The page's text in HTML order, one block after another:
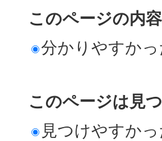
このページの内
分かりやすかっ
このページは見
見つけやすかっ